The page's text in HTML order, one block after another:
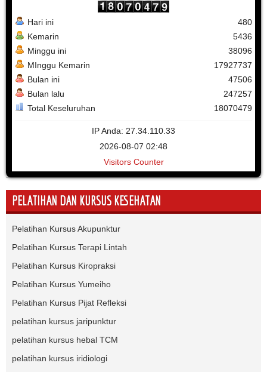
Hari ini
Kemarin
Minggu ini
MInggu Kemarin
Bulan ini
Bulan lalu
Total Keseluruhan
480
5436
38096
17927737
47506
247257
18070479
IP Anda: 27.34.110.33
2026-08-07 02:48
Visitors Counter
PELATIHAN DAN KURSUS KESEHATAN
Pelatihan Kursus Akupunktur
Pelatihan Kursus Terapi Lintah
Pelatihan Kursus Kiropraksi
Pelatihan Kursus Yumeiho
Pelatihan Kursus Pijat Refleksi
pelatihan kursus jaripunktur
pelatihan kursus hebal TCM
pelatihan kursus iridiologi